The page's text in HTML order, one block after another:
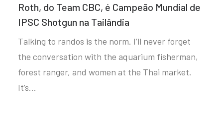
Roth, do Team CBC, é Campeão Mundial de
IPSC Shotgun na Tailândia
Talking to randos is the norm. I’ll never forget
the conversation with the aquarium fisherman,
forest ranger, and women at the Thai market.
It’s…